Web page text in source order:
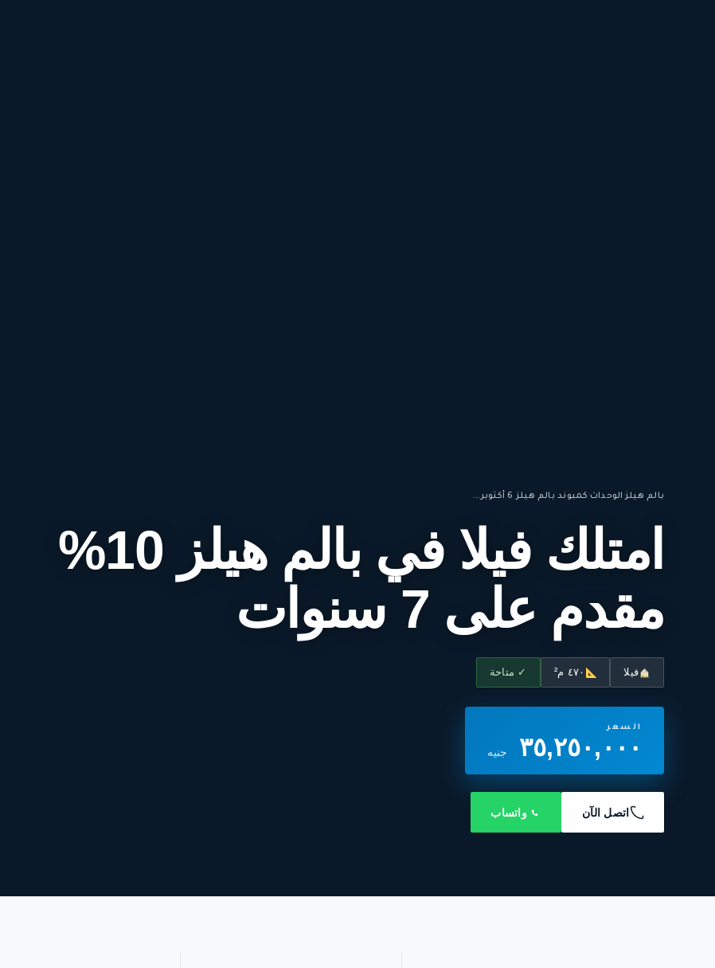
بالم هيلز· الوحدات· كمبوند بالم هيلز 6 أكتوبر...
امتلك فيلا في بالم هيلز 10%
مقدم على 7 سنوات
فيلا ٤٧٠ م² ✓ متاحة
السعر
٣٥,٢٥٠,٠٠٠ جنيه
اتصل الآن واتساب